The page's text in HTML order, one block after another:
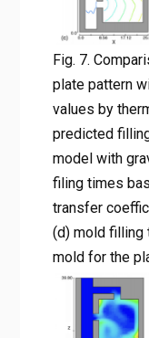
Fig. 7.
plate pattern
values by
predicted
model with
filing times
transfer
(d) mold filling
mold for the